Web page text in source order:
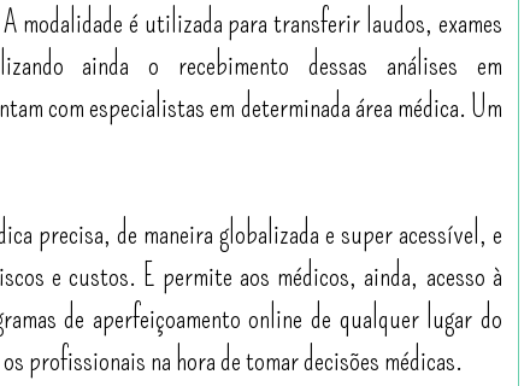
modalidade é utilizada para transferir laudos, exames
ainda o recebimento dessas análises em
com especialistas em determinada área médica. Um
precisa, de maneira globalizada e super acessível, e
e custos. E permite aos médicos, ainda, acesso à
de aperfeiçoamento online de qualquer lugar do
profissionais na hora de tomar decisões médicas.